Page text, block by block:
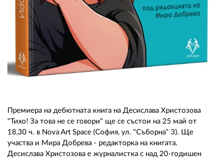
Премиера на дебютната книга на Десислава Христозова
"Тихо! За това не се говори" ще се състои на 25 май от
18,30 ч. в Nova Art Space (София, ул. "Съборна" 3). Ще
участва и Мира Добрева - редакторка на книгата.
Десислава Христозова е журналистка с над 20-годишен